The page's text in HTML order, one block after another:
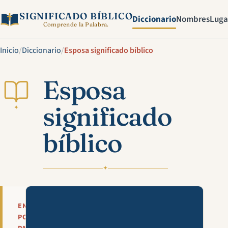
SIGNIFICADO BÍBLICO
Comprende la Palabra. DiccionarioNombres
Inicio/Diccionario/Esposa significado bíblico
✦
Esposa
significado
bíblico
✦
EN
POCAS
Mira esta explicación en